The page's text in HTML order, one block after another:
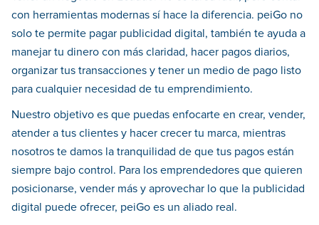
con herramientas modernas sí hace la diferencia. peiGo no
solo te permite pagar publicidad digital, también te ayuda a
manejar tu dinero con más claridad, hacer pagos diarios,
organizar tus transacciones y tener un medio de pago listo
para cualquier necesidad de tu emprendimiento.
Nuestro objetivo es que puedas enfocarte en crear, vender,
atender a tus clientes y hacer crecer tu marca, mientras
nosotros te damos la tranquilidad de que tus pagos están
siempre bajo control. Para los emprendedores que quieren
posicionarse, vender más y aprovechar lo que la publicidad
digital puede ofrecer, peiGo es un aliado real.